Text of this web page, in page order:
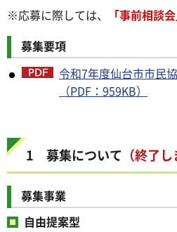
※応募に際しては、
「事前相談
募集要項
令和7年度仙台市市民
（PDF：959KB）
1 募集について （終了し
募集事業
自由提案型